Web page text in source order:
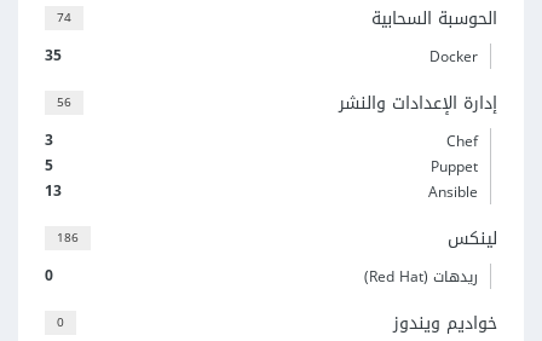
74 الحوسبة السحابية
35 Docker
56 إدارة الإعدادات والنشر
3
Chef
5
Puppet
13
Ansible
186 لينكس
0 ريدهات (Red Hat)
0 خواديم ويندوز